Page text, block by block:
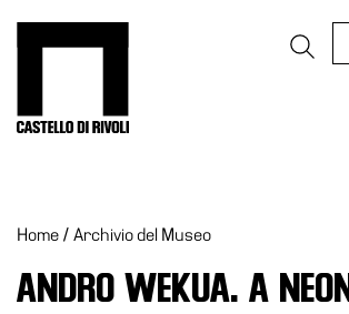
Eventi
Archivi
del
Home / Archivio del Museo
ANDRO WEKUA. A NEON